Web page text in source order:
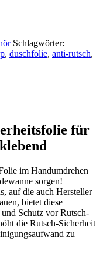
Schlagwörter:
, duschfolie, anti-rutsch,
für
im Handumdrehen
sorgen!
auf die auch Hersteller
bietet diese
Schutz vor Rutsch-
die Rutsch-Sicherheit
zu